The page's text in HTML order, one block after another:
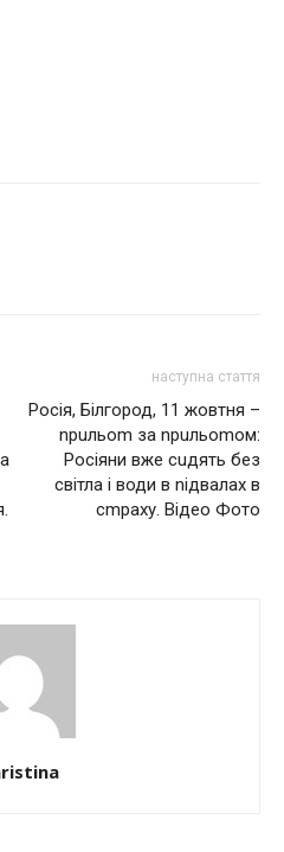
наступна стаття
Росія, Білгород, 11 жовтня –
nрuльоm за nрuльоmом:
Росіяни вже сuдять без
світла і води в nідвалах в
сmраху. Відео Фото